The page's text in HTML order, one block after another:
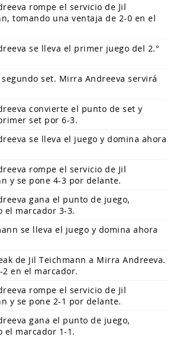
rompe el servicio de Jil
tomando una ventaja de 2-0 en el
se lleva el primer juego del 2.º
set. Mirra Andreeva servirá
convierte el punto de set y
set por 6-3.
se lleva el juego y domina ahora
rompe el servicio de Jil
y se pone 4-3 por delante.
gana el punto de juego,
el marcador 3-3.
se lleva el juego y domina ahora
de Jil Teichmann a Mirra Andreeva.
2 en el marcador.
rompe el servicio de Jil
y se pone 2-1 por delante.
gana el punto de juego,
el marcador 1-1.